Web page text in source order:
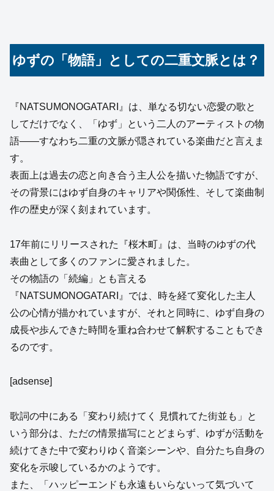
ゆずの「物語」としての二重文脈とは？
『NATSUMONOGATARI』は、単なる切ない恋愛の歌と
してだけでなく、「ゆず」という二人のアーティストの物
語――すなわち二重の文脈が隠されている楽曲だと言えま
す。
表面上は過去の恋と向き合う主人公を描いた物語ですが、
その背景にはゆず自身のキャリアや関係性、そして楽曲制
作の歴史が深く刻まれています。
17年前にリリースされた『桜木町』は、当時のゆずの代
表曲として多くのファンに愛されました。
その物語の「続編」とも言える
『NATSUMONOGATARI』では、時を経て変化した主人
公の心情が描かれていますが、それと同時に、ゆず自身の
成長や歩んできた時間を重ね合わせて解釈することもでき
るのです。
[adsense]
歌詞の中にある「変わり続けてく 見慣れてた街並も」と
いう部分は、ただの情景描写にとどまらず、ゆずが活動を
続けてきた中で変わりゆく音楽シーンや、自分たち自身の
変化を示唆しているかのようです。
また、「ハッピーエンドも永遠もいらないって気づいて